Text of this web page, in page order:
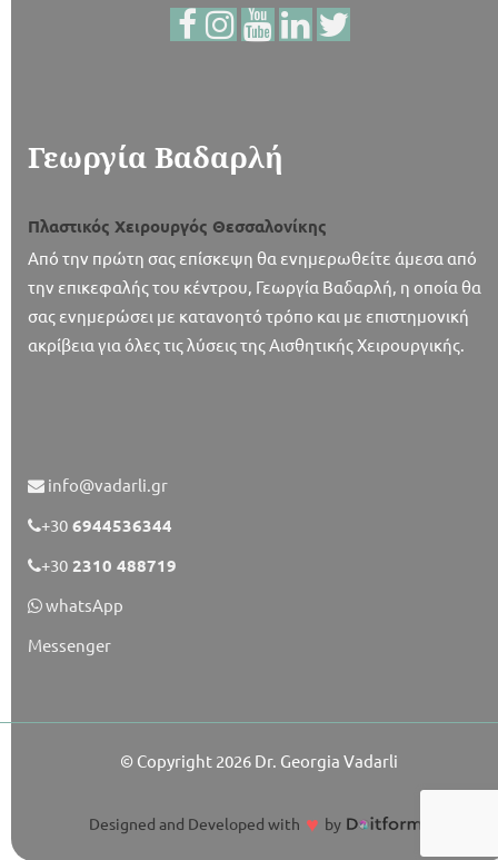
Γεωργία Βαδαρλή
Πλαστικός Χειρουργός Θεσσαλονίκης
Από την πρώτη σας επίσκεψη θα ενημερωθείτε άμεσα από
την επικεφαλής του κέντρου, Γεωργία Βαδαρλή, η οποία θα
σας ενημερώσει με κατανοητό τρόπο και με επιστημονική
ακρίβεια για όλες τις λύσεις της Αισθητικής Χειρουργικής.
info@vadarli.gr
+30 6944536344
+30 2310 488719
whatsApp
Messenger
© Copyright 2026 Dr. Georgia Vadarli
Designed and Developed with ♥ by